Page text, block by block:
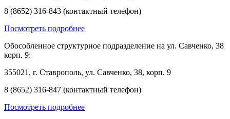
8 (8652) 316-843 (контактный телефон)
Посмотреть подробнее
Обособленное структурное подразделение на ул. Савченко, 38
корп. 9:
355021, г. Ставрополь, ул. Савченко, 38, корп. 9
8 (8652) 316-847 (контактный телефон)
Посмотреть подробнее